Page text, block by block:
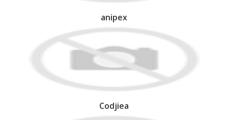
anipex
Codjiea